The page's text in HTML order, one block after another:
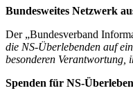
Bundesweites Netzwerk
Der „Bundesverband
die NS-Überlebenden auf
besonderen Verantwortung,
Spenden für NS-